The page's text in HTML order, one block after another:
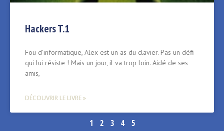
Hackers T.1
Fou d’informatique, Alex est un as du clavier. Pas un défi
qui lui résiste ! Mais un jour, il va trop loin. Aidé de ses
amis,
DÉCOUVRIR LE LIVRE »
1 2 3 4 5